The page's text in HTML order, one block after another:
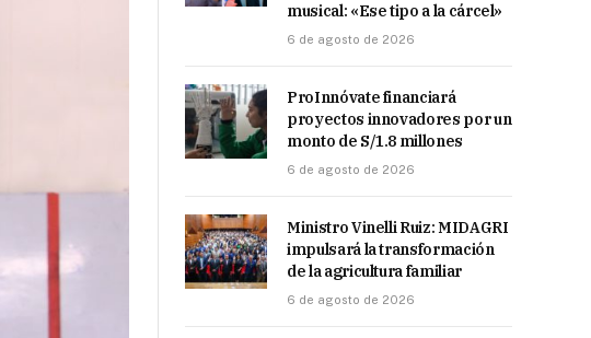
musical: «Ese tipo a la cárcel»
6 de agosto de 2026
ProInnóvate financiará
proyectos innovadores por un
monto de S/1.8 millones
6 de agosto de 2026
Ministro Vinelli Ruiz: MIDAGRI
impulsará la transformación
de la agricultura familiar
6 de agosto de 2026